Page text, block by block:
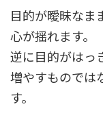
目的が曖昧なま
心が揺れます。
逆に目的がはっ
増やすものでは
す。